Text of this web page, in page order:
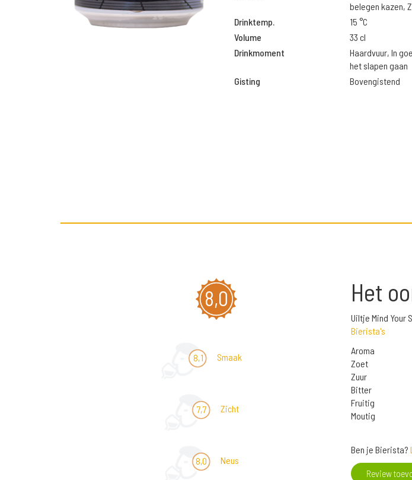
belegen kazen,
Drinktemp.
15 °C
Volume
33 cl
Drinkmoment
Haardvuur, In
het slapen gaan
Gisting
Bovengistend
8,0
8,1 Smaak
7,7 Zicht
8,0 Neus
Het
Uiltje Mind Your
Bierista's
Aroma
Zoet
Zuur
Bitter
Fruitig
Moutig
Ben je Bierista?
Review